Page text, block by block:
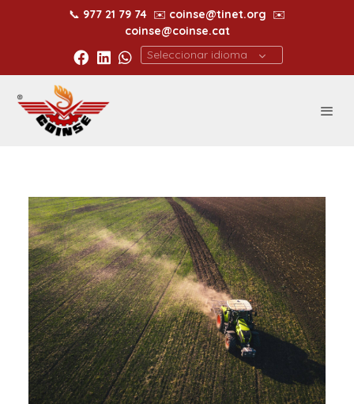
📞 977 21 79 74 ✉️ coinse@tinet.org ✉️
coinse@coinse.cat
Seleccionar idioma